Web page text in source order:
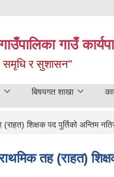
गाउँ
समृधि र सुशासन"
बिषयगत शाखा
शिक्षक पद पुर्तिको अन्तिम
तह (राहत)